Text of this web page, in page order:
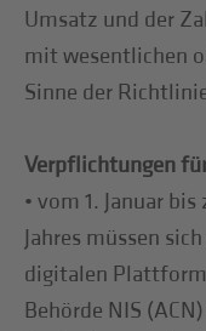
Umsatz und der
mit wesentlichen
Sinne der
Verpflichtungen
• vom 1. Januar
Jahres müssen
digitalen
Behörde NIS